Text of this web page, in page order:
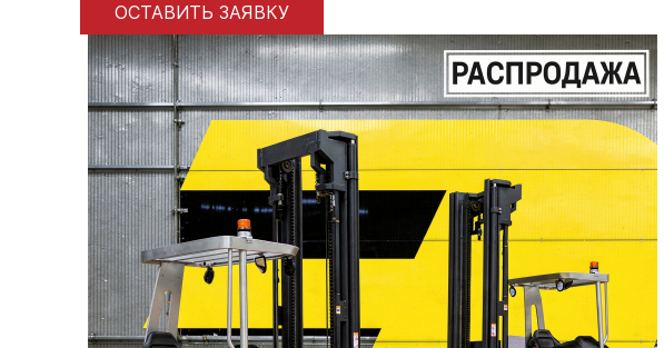
ОСТАВИТЬ ЗАЯВКУ